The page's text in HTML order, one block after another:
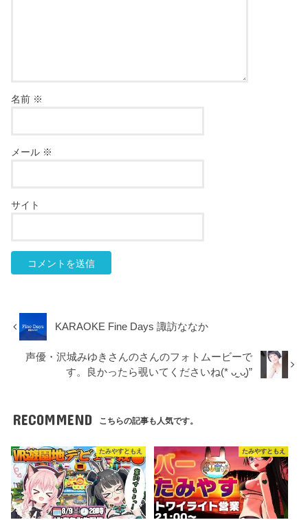
名前 ※
メール ※
サイト
KARAOKE Fine Days 諏訪ななか
声優・沢城みゆきさんのさんのフォトムービーで
す。良かったら覗いてくださいね(* ᴗ͈ˬᴗ͈)”
RECOMMEND こちらの記事も人気です。
たみやすともえ たみやすともえ